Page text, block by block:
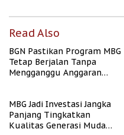
Read Also
BGN Pastikan Program MBG
Tetap Berjalan Tanpa
Mengganggu Anggaran
MBG Jadi Investasi Jangka
Panjang Tingkatkan
Kualitas Generasi Muda